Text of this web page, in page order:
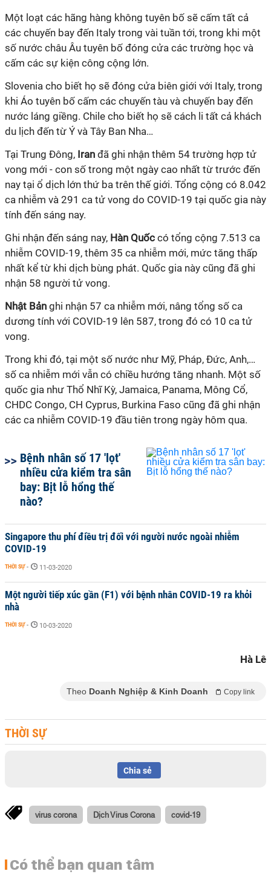
Một loạt các hãng hàng không tuyên bố sẽ cấm tất cả
các chuyến bay đến Italy trong vài tuần tới, trong khi một
số nước châu Âu tuyên bố đóng cửa các trường học và
cấm các sự kiện công cộng lớn.
Slovenia cho biết họ sẽ đóng cửa biên giới với Italy, trong
khi Áo tuyên bố cấm các chuyến tàu và chuyến bay đến
nước láng giềng. Chile cho biết họ sẽ cách li tất cả khách
du lịch đến từ Ý và Tây Ban Nha…
Tại Trung Đông, Iran đã ghi nhận thêm 54 trường hợp tử
vong mới - con số trong một ngày cao nhất từ trước đến
nay tại ổ dịch lớn thứ ba trên thế giới. Tổng cộng có 8.042
ca nhiễm và 291 ca tử vong do COVID-19 tại quốc gia này
tính đến sáng nay.
Ghi nhận đến sáng nay, Hàn Quốc có tổng cộng 7.513 ca
nhiễm COVID-19, thêm 35 ca nhiễm mới, mức tăng thấp
nhất kể từ khi dịch bùng phát. Quốc gia này cũng đã ghi
nhận 58 người tử vong.
Nhật Bản ghi nhận 57 ca nhiễm mới, nâng tổng số ca
dương tính với COVID-19 lên 587, trong đó có 10 ca tử
vong.
Trong khi đó, tại một số nước như Mỹ, Pháp, Đức, Anh,…
số ca nhiễm mới vẫn có chiều hướng tăng nhanh. Một số
quốc gia như Thổ Nhĩ Kỳ, Jamaica, Panama, Mông Cổ,
CHDC Congo, CH Cyprus, Burkina Faso cũng đã ghi nhận
các ca nhiễm COVID-19 đầu tiên trong ngày hôm qua.
Bệnh nhân số 17 'lọt'
nhiều cửa kiểm tra sân
bay: Bịt lỗ hổng thế
nào?
Singapore thu phí điều trị đối với người nước ngoài nhiễm
COVID-19
THỜI SỰ - 11-03-2020
Một người tiếp xúc gần (F1) với bệnh nhân COVID-19 ra khỏi
nhà
THỜI SỰ - 10-03-2020
Hà Lê
Theo Doanh Nghiệp & Kinh Doanh Copy link
THỜI SỰ
Chia sẻ
virus corona Dịch Virus Corona covid-19
Có thể bạn quan tâm